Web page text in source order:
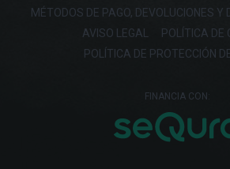
MÉTODOS DE PAGO, DEVOLUCIONES Y
AVISO LEGAL
POLÍTICA DE
POLÍTICA DE PROTECCIÓN
FINANCIA CON: